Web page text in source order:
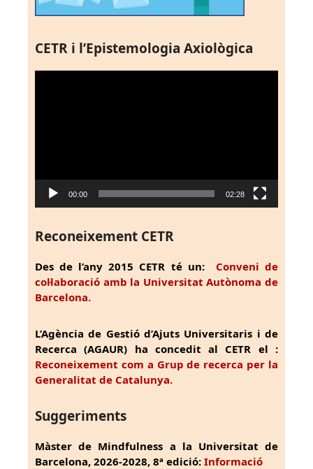
CETR i l’Epistemologia Axiològica
00:00 02:28
Reconeixement CETR
Des de l’any 2015 CETR té un: Conveni de
col·laboració amb la Universitat Autònoma de
Barcelona.
L’Agència de Gestió d’Ajuts Universitaris i de
Recerca (AGAUR) ha concedit al CETR el :
Reconeixement com a Grup de recerca per la
Generalitat de Catalunya.
Suggeriments
Màster de Mindfulness a la Universitat de
Barcelona, 2026-2028, 8ª edició: Informació